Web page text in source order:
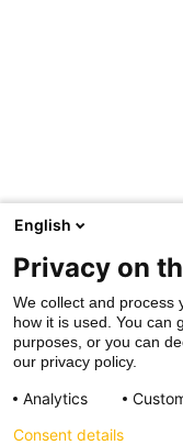
English
Privacy on
We collect and process
how it is used. You can
purposes, or you can
our privacy policy.
Analytics
Consent details